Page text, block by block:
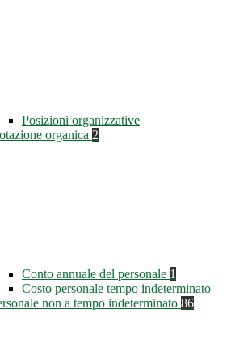
Posizioni organizzative
organica 2
Conto annuale del personale 1
Costo personale tempo indeterminato
non a tempo indeterminato 86